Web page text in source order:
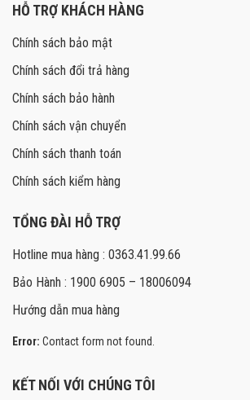
HỖ TRỢ KHÁCH HÀNG
Chính sách bảo mật
Chính sách đổi trả hàng
Chính sách bảo hành
Chính sách vận chuyển
Chính sách thanh toán
Chính sách kiểm hàng
TỔNG ĐÀI HỖ TRỢ
Hotline mua hàng : 0363.41.99.66
Bảo Hành : 1900 6905 – 18006094
Hướng dẫn mua hàng
Error: Contact form not found.
KẾT NỐI VỚI CHÚNG TÔI